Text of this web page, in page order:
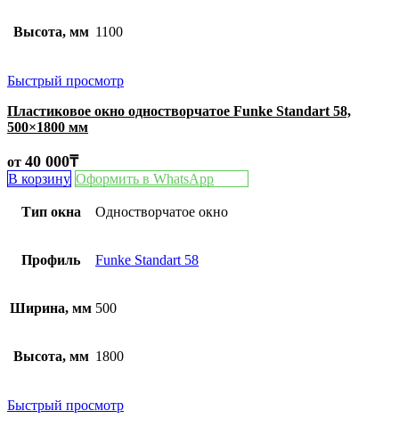
Высота, мм 1100
Быстрый просмотр
Пластиковое окно одностворчатое Funke Standart 58,
500×1800 мм
от 40 000₸
В корзину Оформить в WhatsApp
Тип окна Одностворчатое окно
Профиль Funke Standart 58
Ширина, мм 500
Высота, мм 1800
Быстрый просмотр